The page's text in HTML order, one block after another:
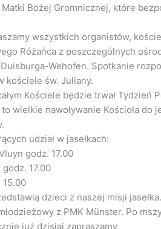
Bożej Gromnicznej, które
wszystkich organistów,
Różańca z poszczególnych
Wehofen. Spotkanie
kościele św. Juliany.
Kościele będzie trwał Tydzień
wielkie nawoływanie Kościoła do
udział w jasełkach:
godz. 17.00
17.00
15.00
dzieci z naszej misji
z PMK Münster. Po
już dzisiaj zapraszamy.